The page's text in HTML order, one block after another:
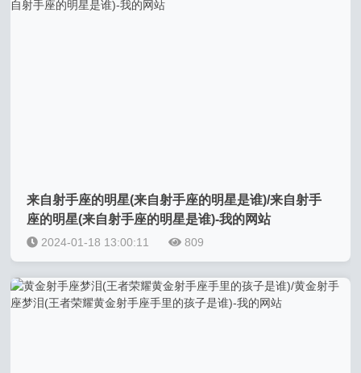
来自射手座的明星(来自射手座的明星是谁)/来自射手
座的明星(来自射手座的明星是谁)-我的网站
2024-01-18 13:00:11 809